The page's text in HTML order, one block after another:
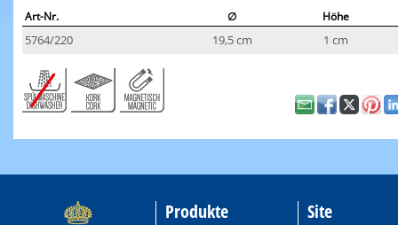
Art-Nr. ∅ Höhe
5764/220 19,5 cm 1 cm
Produkte Site